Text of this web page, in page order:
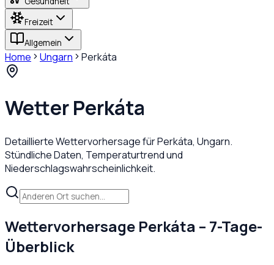
Freizeit
Allgemein
Home Ungarn Perkáta
WetterPerkáta
Detaillierte Wettervorhersage fürPerkáta, Ungarn.
Stündliche Daten, Temperaturtrend und
Niederschlagswahrscheinlichkeit.
Wettervorhersage Perkáta – 7-Tage-
Überblick